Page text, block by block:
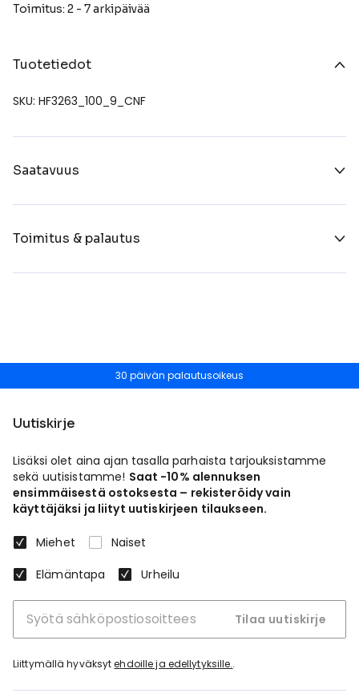
Toimitus: 2 - 7 arkipäivää
Tuotetiedot
SKU: HF3263_100_9_CNF
Saatavuus
Toimitus & palautus
30 päivän palautusoikeus
Uutiskirje
Lisäksi olet aina ajan tasalla parhaista tarjouksistamme
sekä uutisistamme! Saat -10% alennuksen
ensimmäisestä ostoksesta – rekisteröidy vain
käyttäjäksi ja liityt uutiskirjeen tilaukseen.
Miehet
Naiset
Elämäntapa
Urheilu
Tilaa uutiskirje
Liittymällä hyväksytehdoille ja edellytyksille..